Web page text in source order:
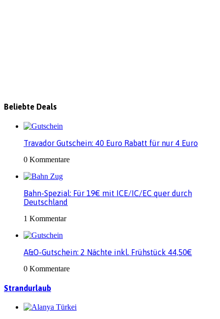
Beliebte Deals
Travador Gutschein: 40 Euro Rabatt für nur 4 Euro
0 Kommentare
Bahn-Spezial: Für 19€ mit ICE/IC/EC quer durch
Deutschland
1 Kommentar
A&O-Gutschein: 2 Nächte inkl. Frühstück 44,50€
0 Kommentare
Strandurlaub